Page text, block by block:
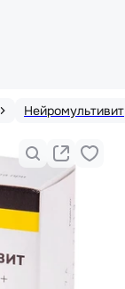
Нейромультивит